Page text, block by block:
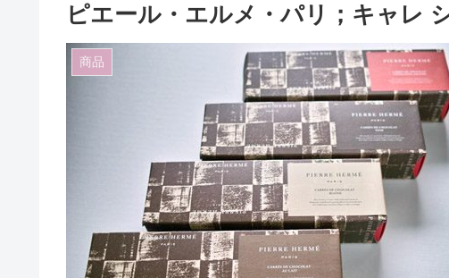
ピエール・エルメ・パリ；キャレ
商品